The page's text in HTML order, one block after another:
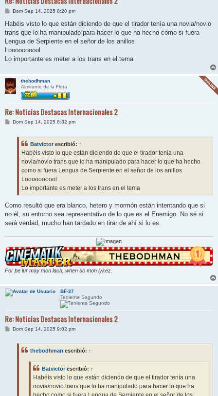
M
n
a
j
Dom Sep 14, 2025 8:20 pm
Habéis visto lo que están diciendo de que el tirador tenía una novia/novio
trans que lo ha manipulado para hacer lo que ha hecho como si fuera
Lengua de Serpiente en el señor de los anillos
Loooooooool
Lo importante es meter a los trans en el tema
thebodhman
Almirante de la Flota
Re: Noticias Destacas Internacionales 2
MDom Sep 14, 2025 8:32 pm
Batvictor escribió: ↑
Habéis visto lo que están diciendo de que el tirador tenía una
novia/novio trans que lo ha manipulado para hacer lo que ha hecho
como si fuera Lengua de Serpiente en el señor de los anillos
Loooooooool
Lo importante es meter a los trans en el tema
Como resultó que era blanco, hetero y mormón están intentando que si
no él, su entorno sea representativo de lo que es el Enemigo. No sé si
será verdad, mucho han tardado en tirar de ahí si lo es.
For þe lur may mon lach, when so mon lykez.
BF-37
Teniente Segundo
Re: Noticias Destacas Internacionales 2
MDom Sep 14, 2025 9:02 pm
thebodhman escribió: ↑
Batvictorescribió: ↑
Habéis visto lo que están diciendo de que el tirador tenía una
novia/novio trans que lo ha manipulado para hacer lo que ha